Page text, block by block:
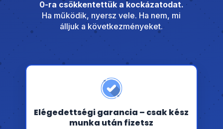
0-ra csökkentettük a kockázatodat.
Ha működik, nyersz vele. Ha nem, mi
álljuk a következményeket.
Elégedettségi garancia – csak kész
munka után fizetsz